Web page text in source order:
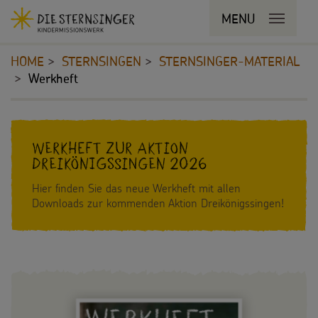
Navigationsabkürzungen
Seiteninhalt
Zur
Hauptnavigation
Suche
MENU
MENU SCHLIESSEN
Vorlagen, Lieder, Praktische Hilfen
Sternsinger-Material
Tipps und Anregungen
Fotoausstellung
befinden
sich
hier:
HOME STERNSINGEN
STERNSINGER-MATERIAL
Werkheft
Inhalt
Werkheft zur Aktion
Dreikönigssingen 2026
Hier finden Sie das neue Werkheft mit allen
Downloads zur kommenden Aktion Dreikönigssingen!